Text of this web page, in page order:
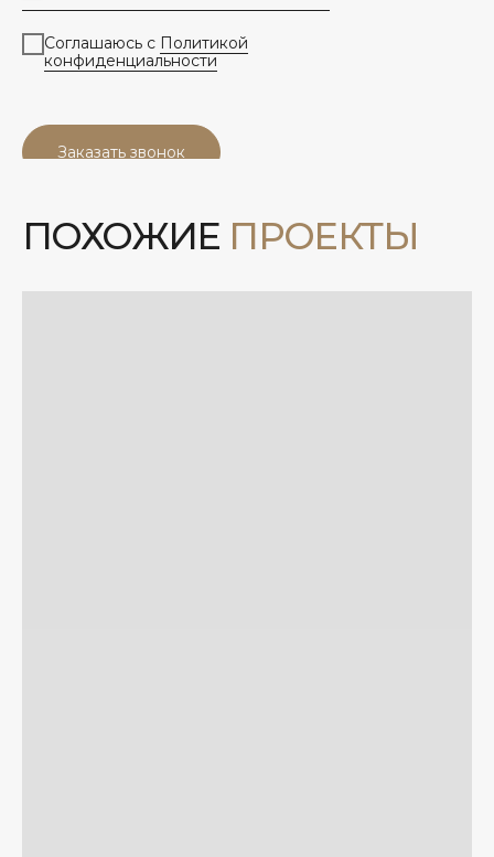
Соглашаюсь с Политикой
конфиденциальности
Заказать звонок